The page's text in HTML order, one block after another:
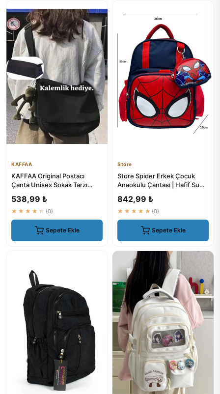
KAFFAA
KAFFAA Original Postacı
Çanta Unisex Sokak Tarzı
538,99 ₺
★★★★★ (0)
Sepete Ekle
Store
Store Spider Erkek Çocuk
Anaokulu Çantası | Hafif Su
842,99 ₺
★★★★★ (0)
Sepete Ekle